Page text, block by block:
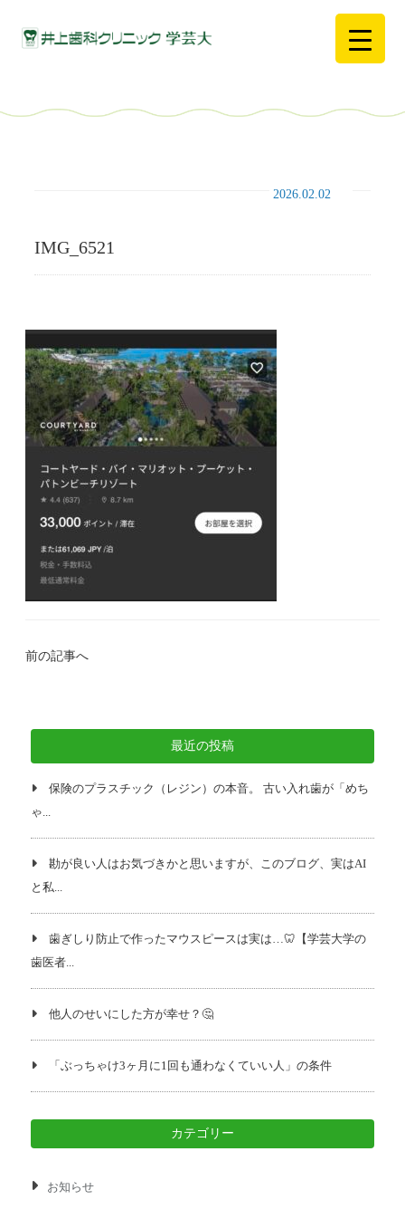
2026.02.02
IMG_6521
前の記事へ
最近の投稿
保険のプラスチック（レジン）の本音。 古い入れ歯が「めち
ゃ...
勘が良い人はお気づきかと思いますが、このブログ、実はAI
と私...
歯ぎしり防止で作ったマウスピースは実は…🦷【学芸大学の
歯医者...
他人のせいにした方が幸せ？🤔
「ぶっちゃけ3ヶ月に1回も通わなくていい人」の条件
カテゴリー
お知らせ